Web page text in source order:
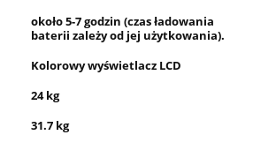
około 5-7 godzin (czas ładowania
baterii zależy od jej użytkowania).
Kolorowy wyświetlacz LCD
24 kg
31.7 kg